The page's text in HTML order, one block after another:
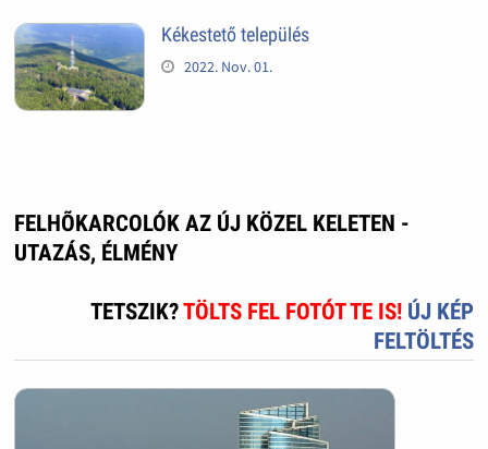
Kékestető település
2022. Nov. 01.
FELHÕKARCOLÓK AZ ÚJ KÖZEL KELETEN -
UTAZÁS, ÉLMÉNY
TETSZIK?TÖLTS FEL FOTÓT TE IS! ÚJ KÉP
FELTÖLTÉS